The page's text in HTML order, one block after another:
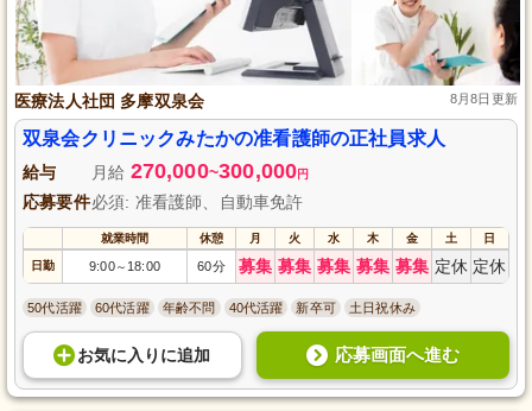
医療法人社団 多摩双泉会 8月8日更新
双泉会クリニックみたかの准看護師の正社員求人
給与 月給 270,000~300,000円
応募要件必須: 准看護師、自動車免許
就業時間 休憩 月 火 水 木 金 土 日
日勤 9:00～ 18:00 60分 募集 募集 募集 募集 募集 定休 定休
50代活躍 60代活躍 年齢不問 40代活躍 新卒可 土日祝休み
お気に入り に追加 応募画面へ進む